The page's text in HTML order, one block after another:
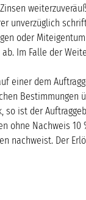
unverzüglich
oder
Im Falle der
einer dem
Bestimmungen
so ist der
ohne Nachweis 10
nachweist. Der